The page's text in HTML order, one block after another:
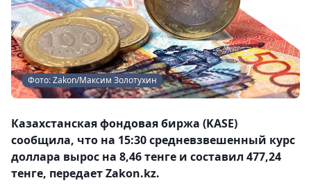
Фото: Zakon/Максим Золотухин
Казахстанская фондовая биржа (KASE)
сообщила, что на 15:30 средневзвешенный курс
доллара вырос на 8,46 тенге и составил 477,24
тенге, передает Zakon.kz.